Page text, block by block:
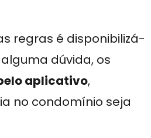
regras é disponibilizá-
dúvida, os
aplicativo,
no condomínio seja